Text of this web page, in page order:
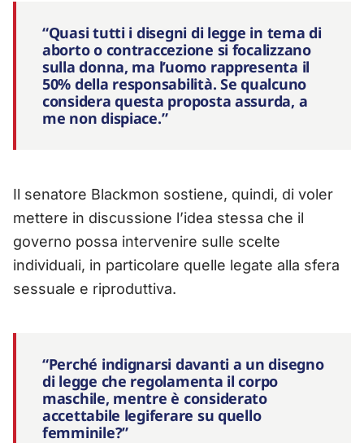
“Quasi tutti i disegni di legge in tema di
aborto o contraccezione si focalizzano
sulla donna, ma l’uomo rappresenta il
50% della responsabilità. Se qualcuno
considera questa proposta assurda, a
me non dispiace.”
Il senatore Blackmon sostiene, quindi, di voler
mettere in discussione l’idea stessa che il
governo possa intervenire sulle scelte
individuali, in particolare quelle legate alla sfera
sessuale e riproduttiva.
“Perché indignarsi davanti a un disegno
di legge che regolamenta il corpo
maschile, mentre è considerato
accettabile legiferare su quello
femminile?”